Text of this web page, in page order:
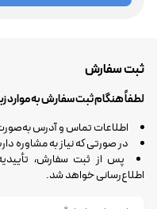
ثبت سفارش
لطفاً هنگام ثبت سفارش به موارد
اطلاعات تماس و آدرس
در صورتی که نیاز به مشاوره
پس از ثبت سفارش،
اطلاع‌رسانی خواهد شد.